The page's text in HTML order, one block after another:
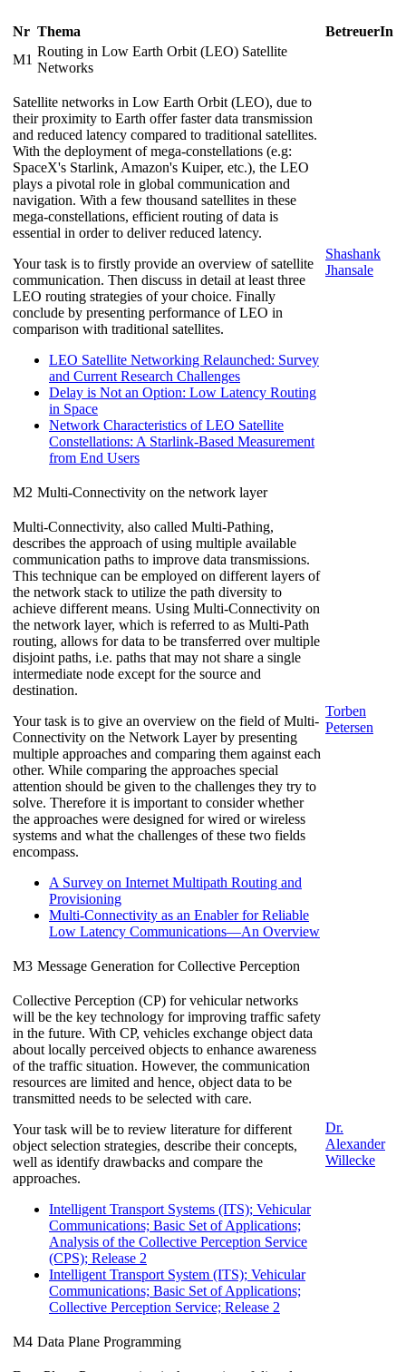
Nr Thema
BetreuerIn
M1
Routing in Low Earth Orbit (LEO) Satellite
Networks
Shashank
Jhansale
Satellite networks in Low Earth Orbit (LEO), due to
their proximity to Earth offer faster data transmission
and reduced latency compared to traditional satellites.
With the deployment of mega-constellations (e.g:
SpaceX's Starlink, Amazon's Kuiper, etc.), the LEO
plays a pivotal role in global communication and
navigation. With a few thousand satellites in these
mega-constellations, efficient routing of data is
essential in order to deliver reduced latency.
Your task is to firstly provide an overview of satellite
communication. Then discuss in detail at least three
LEO routing strategies of your choice. Finally
conclude by presenting performance of LEO in
comparison with traditional satellites.
LEO Satellite Networking Relaunched: Survey
and Current Research Challenges
Delay is Not an Option: Low Latency Routing
in Space
Network Characteristics of LEO Satellite
Constellations: A Starlink-Based Measurement
from End Users
M2 Multi-Connectivity on the network layer
Torben
Petersen
Multi-Connectivity, also called Multi-Pathing,
describes the approach of using multiple available
communication paths to improve data transmissions.
This technique can be employed on different layers of
the network stack to utilize the path diversity to
achieve different means. Using Multi-Connectivity on
the network layer, which is referred to as Multi-Path
routing, allows for data to be transferred over multiple
disjoint paths, i.e. paths that may not share a single
intermediate node except for the source and
destination.
Your task is to give an overview on the field of Multi-
Connectivity on the Network Layer by presenting
multiple approaches and comparing them against each
other. While comparing the approaches special
attention should be given to the challenges they try to
solve. Therefore it is important to consider whether
the approaches were designed for wired or wireless
systems and what the challenges of these two fields
encompass.
A Survey on Internet Multipath Routing and
Provisioning
Multi-Connectivity as an Enabler for Reliable
Low Latency Communications—An Overview
M3 Message Generation for Collective Perception
Dr.
Alexander
Willecke
Collective Perception (CP) for vehicular networks
will be the key technology for improving traffic safety
in the future. With CP, vehicles exchange object data
about locally perceived objects to enhance awareness
of the traffic situation. However, the communication
resources are limited and hence, object data to be
transmitted needs to be selected with care.
Your task will be to review literature for different
object selection strategies, describe their concepts,
well as identify drawbacks and compare the
approaches.
Intelligent Transport Systems (ITS); Vehicular
Communications; Basic Set of Applications;
Analysis of the Collective Perception Service
(CPS); Release 2
Intelligent Transport System (ITS); Vehicular
Communications; Basic Set of Applications;
Collective Perception Service; Release 2
M4 Data Plane Programming